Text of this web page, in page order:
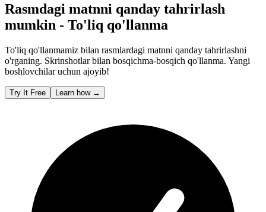
Rasmdagi matnni qanday tahrirlash
mumkin - To'liq qo'llanma
To'liq qo'llanmamiz bilan rasmlardagi matnni qanday tahrirlashni
o'rganing. Skrinshotlar bilan bosqichma-bosqich qo'llanma. Yangi
boshlovchilar uchun ajoyib!
Try It Free Learn how →